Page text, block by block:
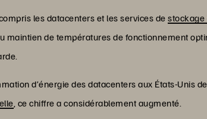
les datacenters et les services destockage
maintien de températures de fonctionnement
d’énergie des datacenters aux États-Unis
, ce chiffre a considérablement augmenté.